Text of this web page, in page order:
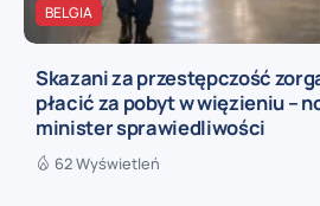
BELGIA
Skazani za przestępczość
płacić za pobyt w więzieniu –
minister sprawiedliwości
62 Wyświetleń